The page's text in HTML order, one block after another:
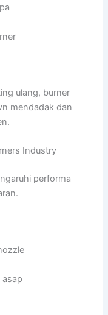
ulang, burner
mendadak dan
Industry
performa